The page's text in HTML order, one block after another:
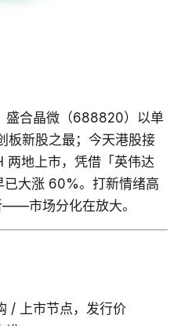
盛合晶微（688820）以单
板新股之最；今天港股接
地上市，凭借「英伟达
已大涨 60%。打新情绪高
市场分化在放大。
/ 上市节点，发行价